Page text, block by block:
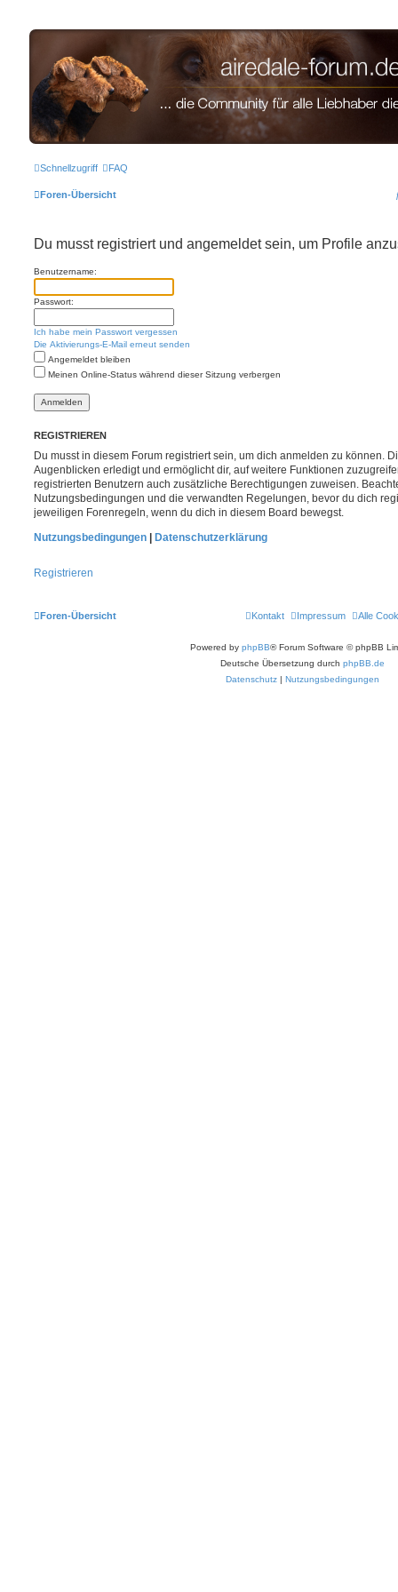
airedale-forum.de
Schnellzugriff FAQ
Foren-Übersicht
Du musst registriert und angemeldet sein, um Profile
Benutzername:
Passwort:
Ich habe mein Passwort vergessen
Die Aktivierungs-E-Mail erneut senden
Angemeldet bleiben
Meinen Online-Status während dieser Sitzung verbergen
REGISTRIEREN
Du musst in diesem Forum registriert sein, um dich anmelden zu können.
Augenblicken erledigt und ermöglicht dir, auf weitere Funktionen
registrierten Benutzern auch zusätzliche Berechtigungen zuweisen.
Nutzungsbedingungen und die verwandten Regelungen, bevor du dich
jeweiligen Forenregeln, wenn du dich in diesem Board bewegst.
Nutzungsbedingungen
Datenschutzerklärung
Registrieren
Foren-Übersicht Alle
Impressum
Kontakt
Powered by phpBB® Forum Software © phpBB
Deutsche Übersetzung durch phpBB.de
Datenschutz | Nutzungsbedingungen